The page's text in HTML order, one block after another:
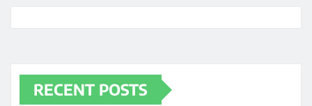
RECENT POSTS